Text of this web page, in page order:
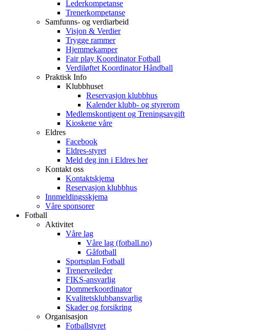
Lederkompetanse
Trenerkompetanse
Samfunns- og verdiarbeid
Visjon & Verdier
Trygge rammer
Hjemmekamper
Fair play Koordinator Fotball
Verdiløftet Koordinator Håndball
Praktisk Info
Klubbhuset
Reservasjon klubbhus
Kalender klubb- og styrerom
Medlemskontigent og Treningsavgift
Kioskene våre
Eldres
Facebook
Eldres-styret
Meld deg inn i Eldres her
Kontakt oss
Kontaktskjema
Reservasjon klubbhus
Innmeldingsskjema
Våre sponsorer
Fotball
Aktivitet
Våre lag
Våre lag (fotball.no)
Gåfotball
Sportsplan Fotball
Trenerveileder
FIKS-ansvarlig
Dommerkoordinator
Kvalitetsklubbansvarlig
Skader og forsikring
Organisasjon
Fotballstyret